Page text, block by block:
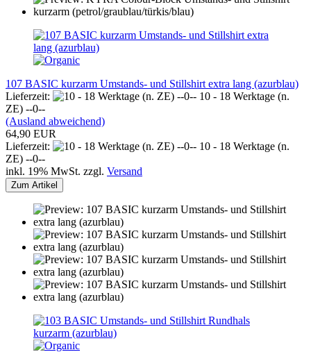
107 BASIC kurzarm Umstands- und Stillshirt extra lang (azurblau)
Lieferzeit:
10 - 18 Werktage (n.
ZE) --0--
(Ausland abweichend)
64,90 EUR
Lieferzeit:
10 - 18 Werktage (n.
ZE) --0--
inkl. 19% MwSt. zzgl. Versand
Zum Artikel